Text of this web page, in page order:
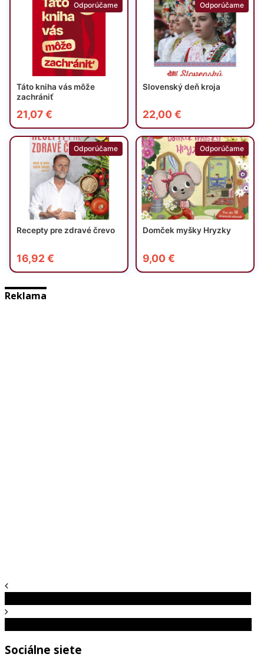
Reklama
Sociálne siete